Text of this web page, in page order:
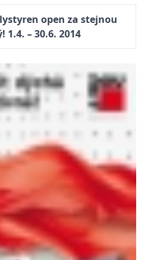
open za stejnou
– 30.6. 2014